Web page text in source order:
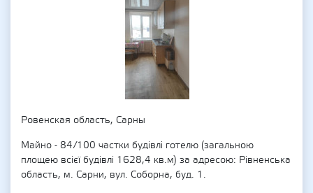
Ровенская область, Сарны
Майно - 84/100 частки будівлі готелю (загальною
площею всієї будівлі 1628,4 кв.м) за адресою: Рівненська
область, м. Сарни, вул. Соборна, буд. 1.